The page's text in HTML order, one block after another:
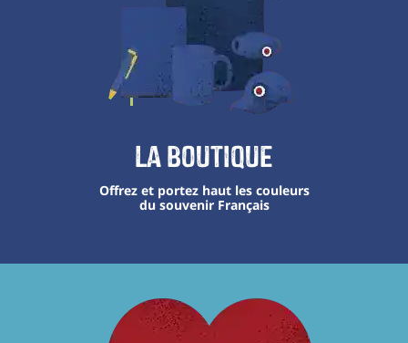
La boutique
Offrez et portez haut les couleurs
du souvenir Français